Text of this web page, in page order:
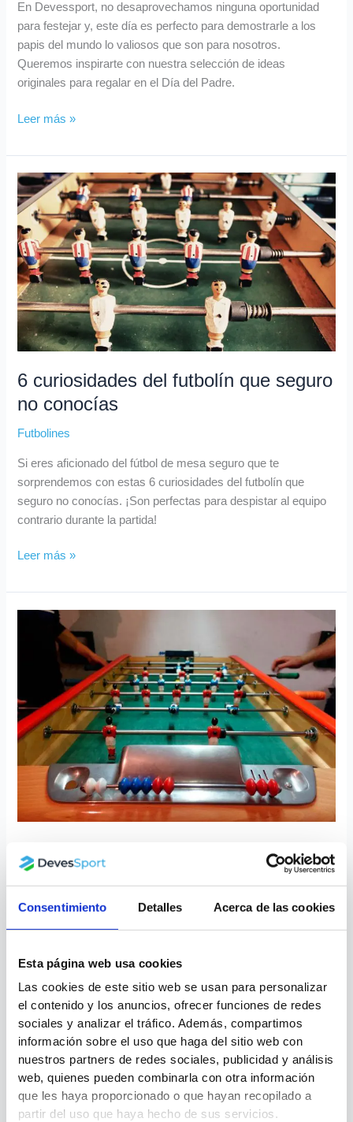
Consentimiento Detalles Acerca de las cookies
Esta página web usa cookies
Las cookies de este sitio web se usan para personalizar
el contenido y los anuncios, ofrecer funciones de redes
sociales y analizar el tráfico. Además, compartimos
información sobre el uso que haga del sitio web con
nuestros partners de redes sociales, publicidad y análisis
web, quienes pueden combinarla con otra información
que les haya proporcionado o que hayan recopilado a
partir del uso que haya hecho de sus servicios.
En Devessport, no desaprovechamos ninguna oportunidad
para festejar y, este día es perfecto para demostrarle a los
papis del mundo lo valiosos que son para nosotros.
Queremos inspirarte con nuestra selección de ideas
originales para regalar en el Día del Padre.
Leer más »
6 curiosidades del futbolín que seguro
no conocías
Futbolines
Si eres aficionado del fútbol de mesa seguro que te
sorprendemos con estas 6 curiosidades del futbolín que
seguro no conocías. ¡Son perfectas para despistar al equipo
contrario durante la partida!
6
curiosidades
del
futbolín
que
seguro
no
conocías
Leer más »
Campeonato de futbolín: Todo sobre
los torneos y categorías
Devessport,Futbolines
El primer campeonato de futbolín en España nació en 2008, y,
Campeonato Mundial de Fútbol de Mesa. En Devessport,
sabemos que te apasiona todo lo relativo a este deporte, que
se ha convertido en uno de los juegos de mesa preferidos por
grandes
Campeonato
los
torneos
categorías
Leer más »